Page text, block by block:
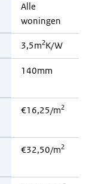
Alle
woningen
3,5m2K/W
140mm
€16,25/m2
€32,50/m2